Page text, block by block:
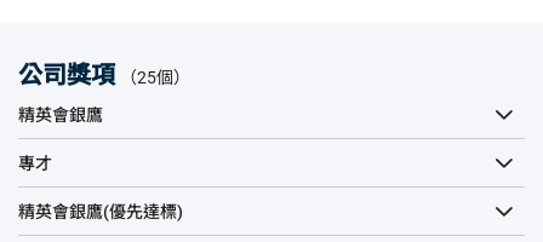
公司獎項
（25個）
精英會銀鷹
專才
精英會銀鷹(優先達標)